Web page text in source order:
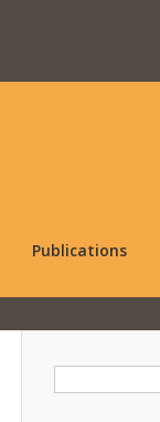
Publications